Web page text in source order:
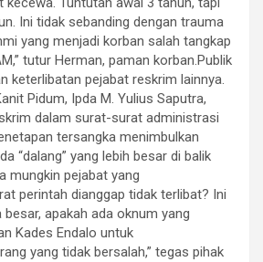
Ini tidak sebanding dengan trauma
yang menjadi korban salah tangkap
tutur Herman, paman korban.​Publik
keterlibatan pejabat reskrim lainnya.
Pidum, Ipda M. Yulius Saputra,
dalam surat-surat administrasi
tersangka menimbulkan
“dalang” yang lebih besar di balik
mungkin pejabat yang
perintah dianggap tidak terlibat? Ini
apakah ada oknum yang
Kades Endalo untuk
yang tidak bersalah,” tegas pihak